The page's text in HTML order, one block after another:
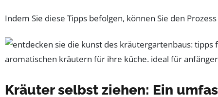
Indem Sie diese Tipps befolgen, können Sie den
Kräuter selbst ziehen: Ein